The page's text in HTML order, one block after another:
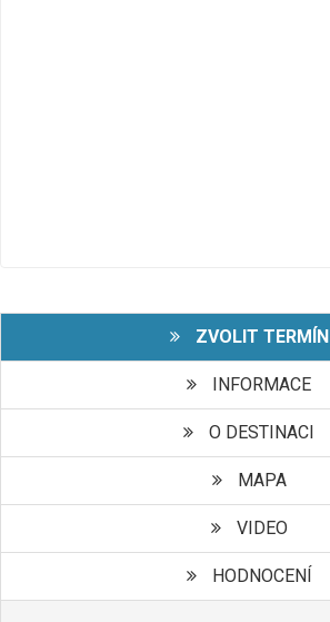
ZVOLIT TERMÍN
INFORMACE
O DESTINACI
MAPA
VIDEO
HODNOCENÍ